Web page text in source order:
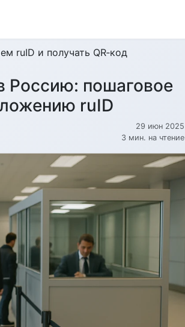
ruID и получать QR‑код
Россию: пошаговое
ruID
29 июн 2025
3 мин. на чтение